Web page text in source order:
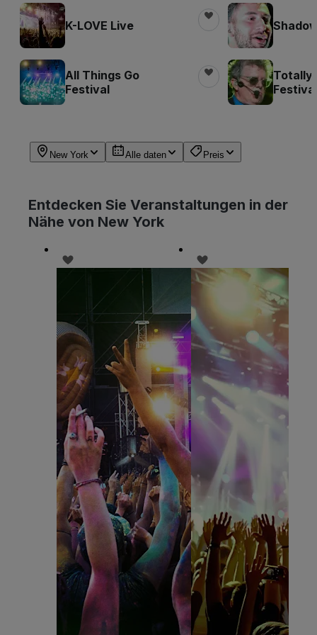
K-LOVE Live
All Things Go
Festival
Totally
Festival
New York Alle daten Preis
Entdecken Sie Veranstaltungen in der
Nähe von New York